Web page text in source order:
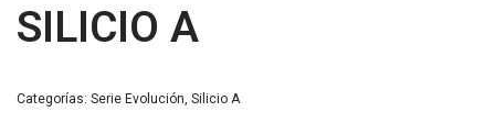
SILICIO A
Categorías: Serie Evolución, Silicio A